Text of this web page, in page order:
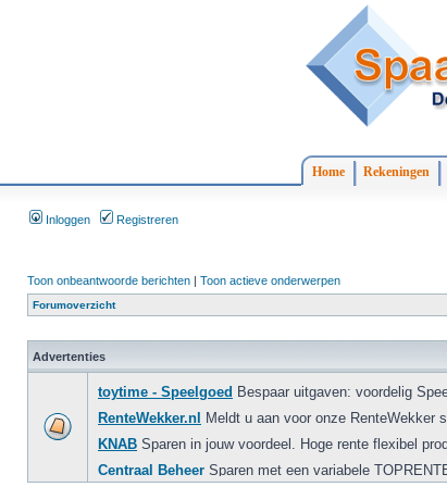
Home Rekeningen
Inloggen Registreren
Toon onbeantwoorde berichten | Toon actieve onderwerpen
Forumoverzicht
Advertenties